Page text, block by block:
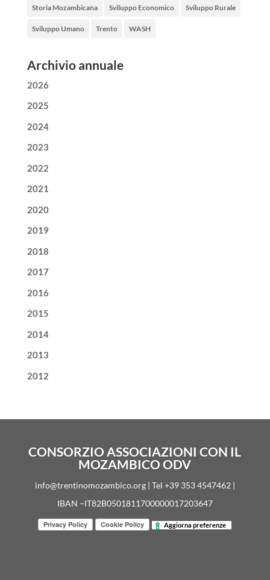
Storia Mozambicana Sviluppo Economico Sviluppo Rurale
Sviluppo Umano Trento WASH
Archivio annuale
2026
2025
2024
2023
2022
2021
2020
2019
2018
2017
2016
2015
2014
2013
2012
CONSORZIO ASSOCIAZIONI CON IL
MOZAMBICO ODV
info@trentinomozambico.org | Tel +39 353 4547462 |
IBAN –IT82B0501811700000017203647
Aggiorna preferenze